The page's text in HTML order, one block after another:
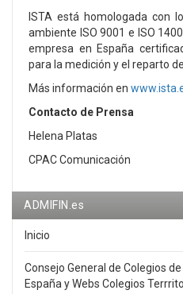
ISTA está homologada con
ambiente ISO 9001 e ISO
empresa en España
para la medición y el reparto
Más información en
Contacto de Prensa
Helena Platas
CPAC Comunicación
ADMIFIN.es
Inicio
Consejo General de Colegios
España y Webs Colegios